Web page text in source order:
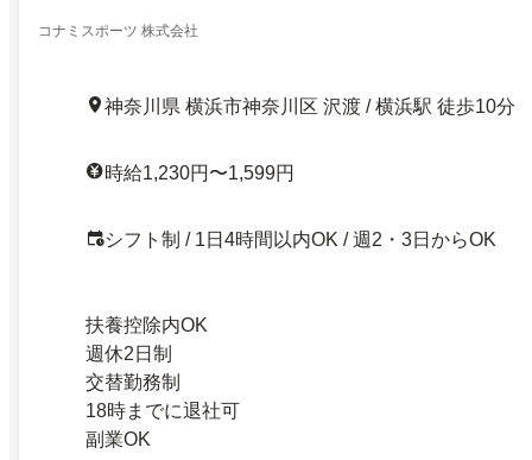
コナミスポーツ 株式会社
神奈川県 横浜市神奈川区 沢渡 / 横浜駅 徒歩10分
時給1,230円〜1,599円
シフト制 / 1日4時間以内OK / 週2・3日からOK
扶養控除内OK
週休2日制
交替勤務制
18時までに退社可
副業OK